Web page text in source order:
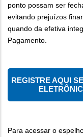
ponto possam ser
evitando prejuízos
quando da efetiva
Pagamento.
REGISTRE AQUI
Para acessar o